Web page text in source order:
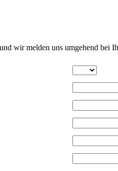
wir melden uns umgehend bei
Daten